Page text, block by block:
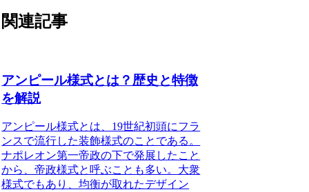
関連記事
アンピール様式とは？歴史と特徴
を解説
アンピール様式とは、19世紀初頭にフラ
ンスで流行した装飾様式のことである。
ナポレオン第一帝政の下で発展したこと
から、帝政様式と呼ぶことも多い。大衆
様式でもあり、均衡が取れたデザイン